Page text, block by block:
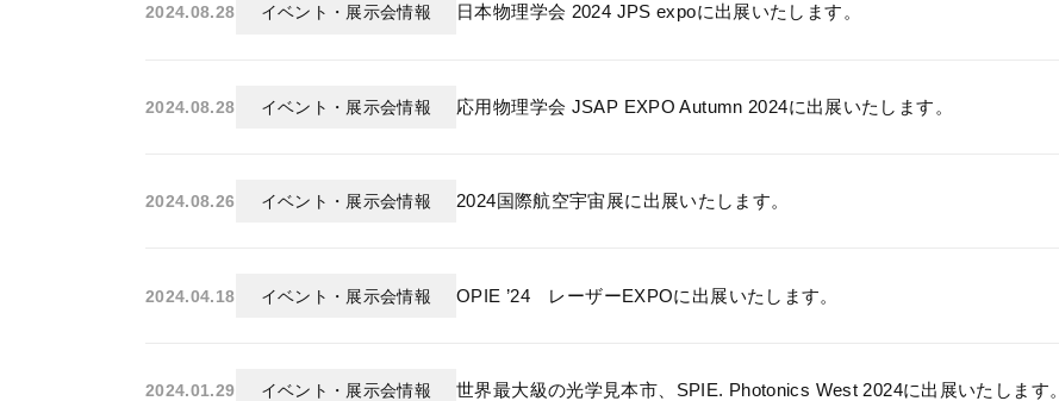
2024.08.28 イベント・展示会情報 日本物理学会 2024 JPS expoに出展いたします。
2024.08.28 イベント・展示会情報 応用物理学会 JSAP EXPO Autumn 2024に出展いたします。
2024.08.26 イベント・展示会情報 2024国際航空宇宙展に出展いたします。
2024.04.18 イベント・展示会情報 OPIE ’24 レーザーEXPOに出展いたします。
2024.01.29 イベント・展示会情報 世界最大級の光学見本市、SPIE. Photonics West 2024に出展いたします。